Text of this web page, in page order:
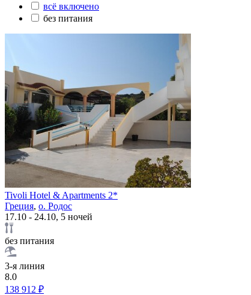
всё включено
без питания
Tivoli Hotel & Apartments 2*
Греция, о. Родос
17.10 - 24.10, 5 ночей
без питания
3-я линия
8.0
138 912 ₽